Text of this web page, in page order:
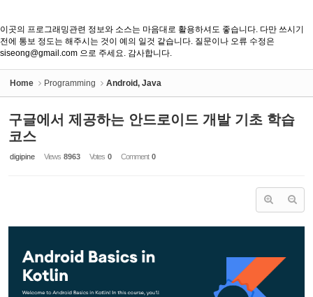
이곳의 프로그래밍관련 정보와 소스는 마음대로 활용하셔도 좋습니다. 다만 쓰시기
전에 통보 정도는 해주시는 것이 예의 일것 같습니다. 질문이나 오류 수정은
siseong@gmail.com 으로 주세요. 감사합니다.
Home Programming Android, Java
구글에서 제공하는 안드로이드 개발 기초 학습
코스
digipine Views 8963 Votes 0 Comment 0